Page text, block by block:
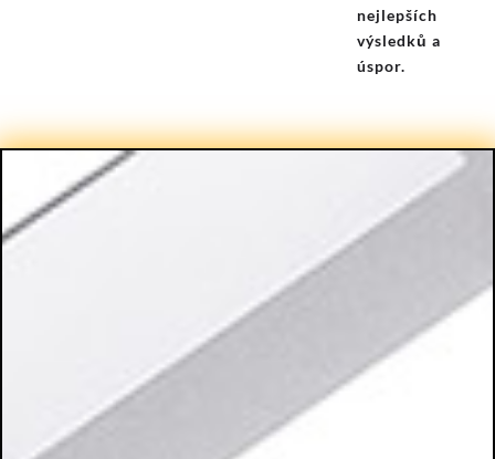
nejlepších
výsledků a
úspor.